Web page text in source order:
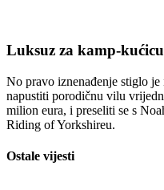
Luksuz za kamp-kućicu
No pravo iznenađenje stiglo
napustiti porodičnu vilu
milion eura, i preseliti se s
Riding of Yorkshireu.
Ostale vijesti